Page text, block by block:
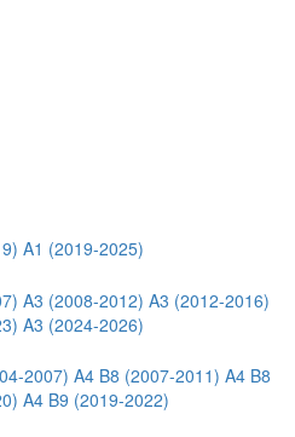
A1 (2019-2025)
A3 (2008-2012) A3 (2012-2016)
A3 (2024-2026)
2007) A4 B8 (2007-2011) A4 B8
A4 B9 (2019-2022)